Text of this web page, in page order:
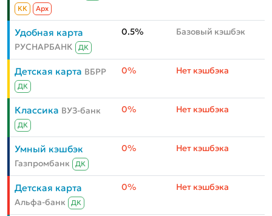
КК
Aрх
Удобная карта
РУСНАРБАНК ДК
0.5% Базовый кэшбэк
Детская карта ВБРР
ДК
0% Нет кэшбэка
Классика ВУЗ-банк
ДК
0% Нет кэшбэка
Умный кэшбэк
Газпромбанк ДК
0% Нет кэшбэка
Детская карта
Альфа-банк ДК
0% Нет кэшбэка